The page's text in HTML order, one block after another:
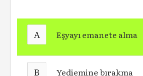
A Eşyayı emanete alma
B Yediemine bırakma